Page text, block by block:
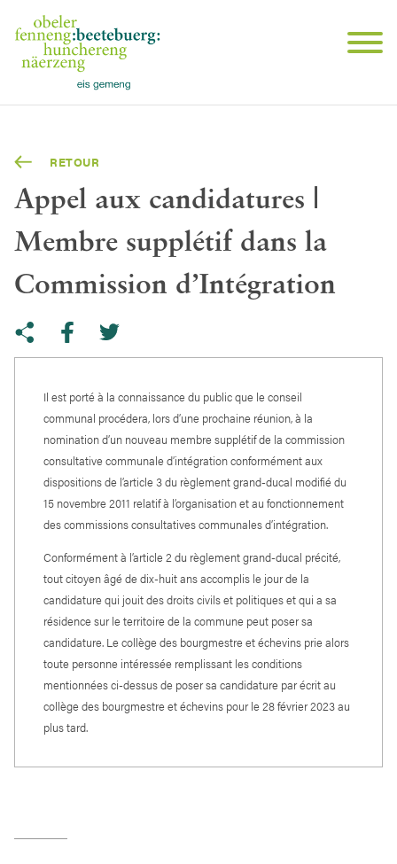
RETOUR
Appel aux candidatures |
Membre supplétif dans la
Commission d’Intégration
Il est porté à la connaissance du public que le conseil
communal procédera, lors d’une prochaine réunion, à la
nomination d’un nouveau membre supplétif de la commission
consultative communale d’intégration conformément aux
dispositions de l’article 3 du règlement grand-ducal modifié du
15 novembre 2011 relatif à l’organisation et au fonctionnement
des commissions consultatives communales d’intégration.
Conformément à l’article 2 du règlement grand-ducal précité,
tout citoyen âgé de dix-huit ans accomplis le jour de la
candidature qui jouit des droits civils et politiques et qui a sa
résidence sur le territoire de la commune peut poser sa
candidature. Le collège des bourgmestre et échevins prie alors
toute personne intéressée remplissant les conditions
mentionnées ci-dessus de poser sa candidature par écrit au
collège des bourgmestre et échevins pour le 28 février 2023 au
plus tard.